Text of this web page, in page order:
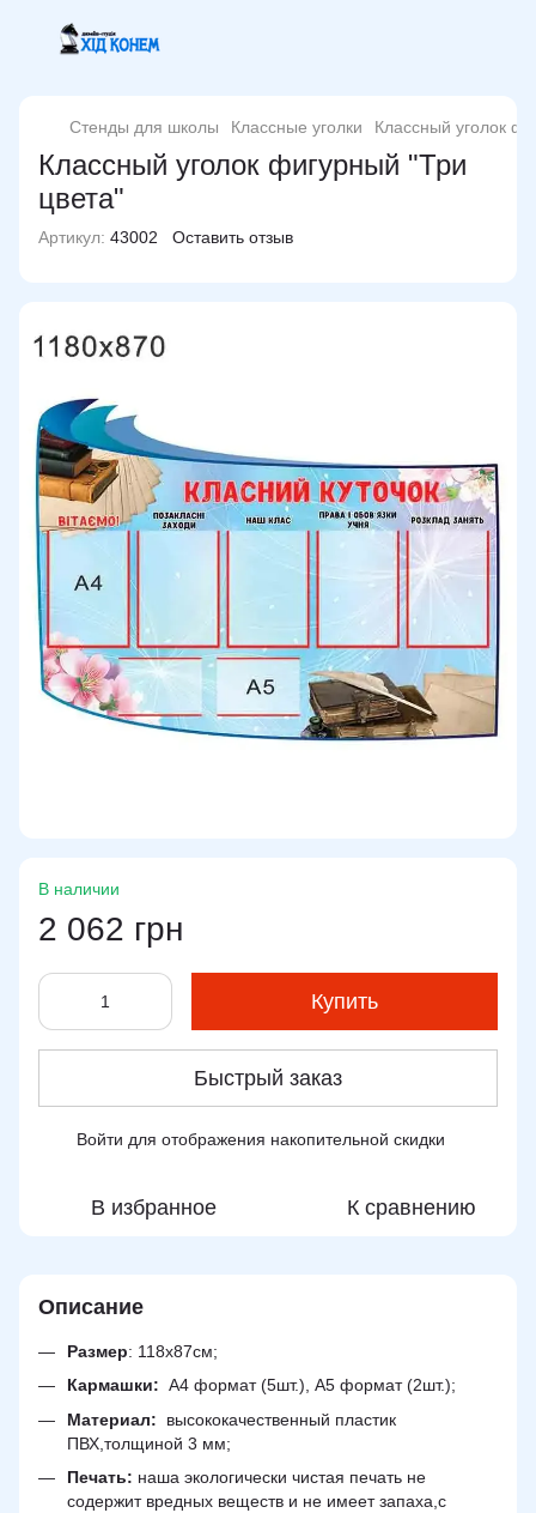
Стенды для школы Классные уголки Классный уголок
Классный уголок фигурный "Три
цвета"
Артикул: 43002 Оставить отзыв
В наличии
2 062 грн
Купить
Быстрый заказ
Войти для отображения накопительной скидки
В избранное К сравнению
Описание
Размер: 118х87см;
Кармашки: А4 формат (5шт.), А5 формат (2шт.);
Материал:
высококачественный пластик
ПВХ,толщиной 3 мм;
Печать: наша экологически чистая печать не
содержит вредных веществ и не имеет запаха,с